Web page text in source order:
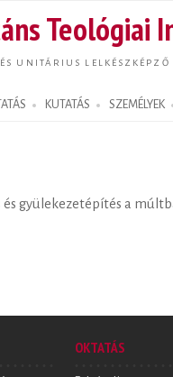
Teológiai
UNITÁRIUS LELKÉSZKÉPZŐ
KUTATÁS SZEMÉLYEK
és gyülekezetépítés a
OKTATÁS